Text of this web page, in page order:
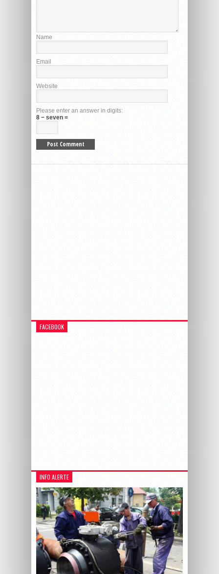
Name
Email
Website
Please enter an answer in digits:
8 − seven =
FACEBOOK
INFO ALERTE